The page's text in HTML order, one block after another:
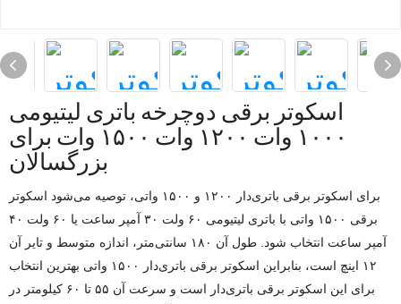
اسکوتر برقی دوچرخه باتری لیتیومی
۱۰۰۰ وات ۱۲۰۰ وات ۱۵۰۰ وات برای
بزرگسالان
برای اسکوتر برقی باتری‌دار ۱۲۰۰ و ۱۵۰۰ واتی، توصیه می‌شود اسکوتر
برقی ۱۵۰۰ واتی با باتری لیتیومی ۶۰ ولت ۳۰ آمپر ساعت یا ۶۰ ولت ۴۰
آمپر ساعت انتخاب شود. طول آن ۱۸۰ سانتی‌متر، اندازه متوسط ​​و تایر آن
۱۲ اینچ است، بنابراین اسکوتر برقی باتری‌دار ۱۵۰۰ واتی بهترین انتخاب
برای این اسکوتر برقی باتری‌دار است و سرعت آن ۵۵ تا ۶۰ کیلومتر در